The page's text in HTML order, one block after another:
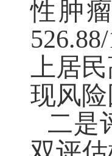
性肿
上居
现风
二是